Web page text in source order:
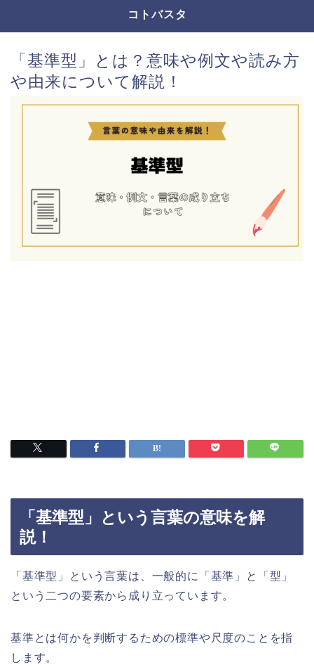
コトバスタ
「基準型」とは？意味や例文や読み方
や由来について解説！
「基準型」という言葉の意味を解
説！
「基準型」という言葉は、一般的に「基準」と「型」
という二つの要素から成り立っています。
基準とは何かを判断するための標準や尺度のことを指
します。